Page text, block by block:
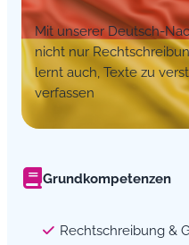
Mit unserer Deutsch-
nicht nur
lernt auch, Texte zu
verfassen
Grundkompetenzen
Rechtschreibung &